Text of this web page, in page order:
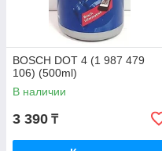
BOSCH DOT 4 (1 987 479
106) (500ml)
В наличии
3 390 ₸